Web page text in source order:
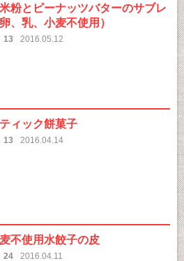
粉とピーナッツバターのサブレ
卵、乳、小麦不使用）
13 2016.05.12
ィック餅菓子
13 2016.04.14
不使用水餃子の皮
24 2016.04.11